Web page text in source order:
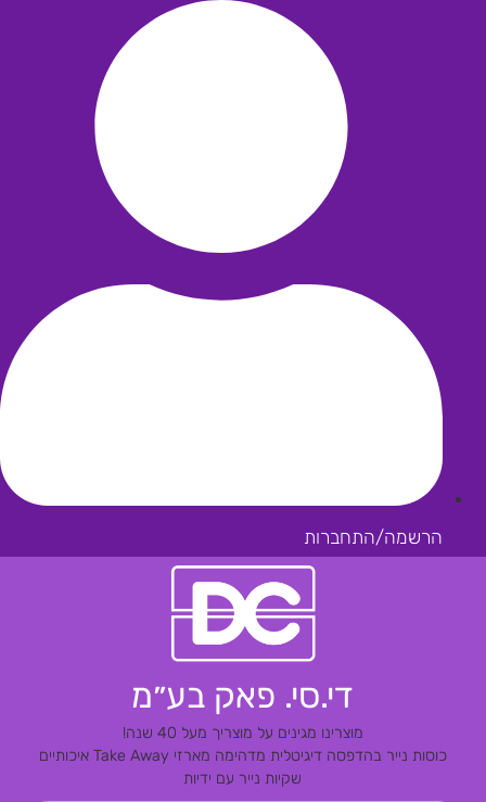
הרשמה/התחברות
די.סי. פאק בע״מ
מוצרינו מגינים על מוצריך מעל 40 שנה!
כוסות נייר בהדפסה דיגיטלית מדהימהמארזי Take Away איכותיים
שקיות נייר עם ידיות